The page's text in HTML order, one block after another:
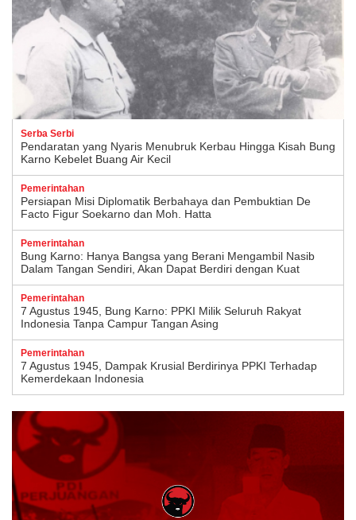
Serba Serbi
Pendaratan yang Nyaris Menubruk Kerbau Hingga Kisah Bung
Karno Kebelet Buang Air Kecil
Pemerintahan
Persiapan Misi Diplomatik Berbahaya dan Pembuktian De
Facto Figur Soekarno dan Moh. Hatta
Pemerintahan
Bung Karno: Hanya Bangsa yang Berani Mengambil Nasib
Dalam Tangan Sendiri, Akan Dapat Berdiri dengan Kuat
Pemerintahan
7 Agustus 1945, Bung Karno: PPKI Milik Seluruh Rakyat
Indonesia Tanpa Campur Tangan Asing
Pemerintahan
7 Agustus 1945, Dampak Krusial Berdirinya PPKI Terhadap
Kemerdekaan Indonesia